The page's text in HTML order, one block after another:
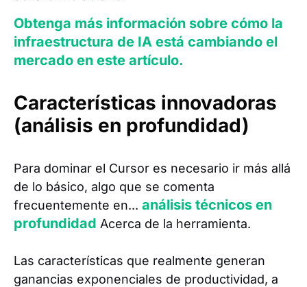
Obtenga más información sobre cómo la
infraestructura de IA está cambiando el
mercado en este artículo.
Características innovadoras
(análisis en profundidad)
Para dominar el Cursor es necesario ir más allá
de lo básico, algo que se comenta
frecuentemente en... análisis técnicos en
profundidad Acerca de la herramienta.
Las características que realmente generan
ganancias exponenciales de productividad, a